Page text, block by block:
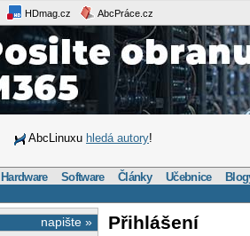
HDmag.cz AbcPráce.cz
AbcLinuxu hledá autory!
Hardware Software Články Učebnice
napište » Přihlášení